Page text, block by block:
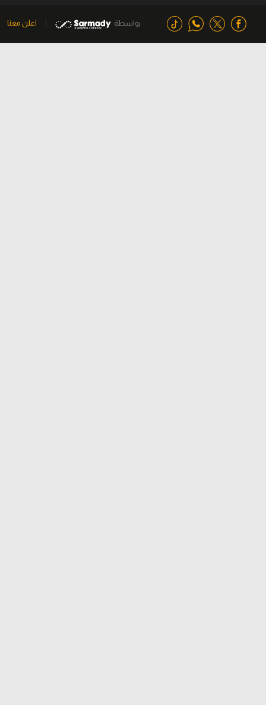
بواسطة اعلن معنا